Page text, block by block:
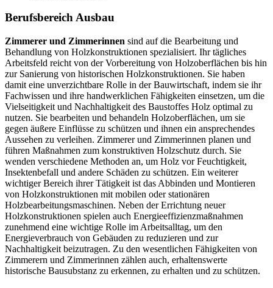
Berufsbereich Ausbau
Zimmerer und Zimmerinnen sind auf die Bearbeitung und
Behandlung von Holzkonstruktionen spezialisiert. Ihr tägliches
Arbeitsfeld reicht von der Vorbereitung von Holzoberflächen bis hin
zur Sanierung von historischen Holzkonstruktionen. Sie haben
damit eine unverzichtbare Rolle in der Bauwirtschaft, indem sie ihr
Fachwissen und ihre handwerklichen Fähigkeiten einsetzen, um die
Vielseitigkeit und Nachhaltigkeit des Baustoffes Holz optimal zu
nutzen. Sie bearbeiten und behandeln Holzoberflächen, um sie
gegen äußere Einflüsse zu schützen und ihnen ein ansprechendes
Aussehen zu verleihen. Zimmerer und Zimmerinnen planen und
führen Maßnahmen zum konstruktiven Holzschutz durch. Sie
wenden verschiedene Methoden an, um Holz vor Feuchtigkeit,
Insektenbefall und andere Schäden zu schützen. Ein weiterer
wichtiger Bereich ihrer Tätigkeit ist das Abbinden und Montieren
von Holzkonstruktionen mit mobilen oder stationären
Holzbearbeitungsmaschinen. Neben der Errichtung neuer
Holzkonstruktionen spielen auch Energieeffizienzmaßnahmen
zunehmend eine wichtige Rolle im Arbeitsalltag, um den
Energieverbrauch von Gebäuden zu reduzieren und zur
Nachhaltigkeit beizutragen. Zu den wesentlichen Fähigkeiten von
Zimmerern und Zimmerinnen zählen auch, erhaltenswerte
historische Bausubstanz zu erkennen, zu erhalten und zu schützen.